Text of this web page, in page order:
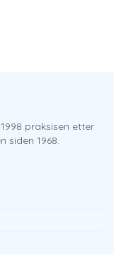
praksisen etter
siden 1968.